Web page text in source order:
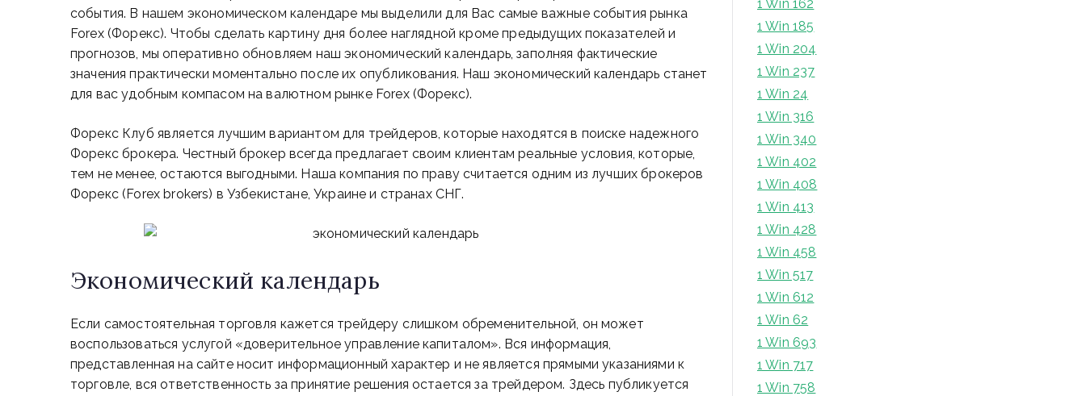
события. В нашем экономическом календаре мы выделили для Вас самые важные события рынка
Forex (Форекс). Чтобы сделать картину дня более наглядной кроме предыдущих показателей и
прогнозов, мы оперативно обновляем наш экономический календарь, заполняя фактические
значения практически моментально после их опубликования. Наш экономический календарь станет
для вас удобным компасом на валютном рынке Forex (Форекс).
Форекс Клуб является лучшим вариантом для трейдеров, которые находятся в поиске надежного
Форекс брокера. Честный брокер всегда предлагает своим клиентам реальные условия, которые,
тем не менее, остаются выгодными. Наша компания по праву считается одним из лучших брокеров
Форекс (Forex brokers) в Узбекистане, Украине и странах СНГ.
Экономический календарь
Если самостоятельная торговля кажется трейдеру слишком обременительной, он может
воспользоваться услугой «доверительное управление капиталом». Вся информация,
представленная на сайте носит информационный характер и не является прямыми указаниями к
торговле, вся ответственность за принятие решения остается за трейдером. Здесь публикуется
1 Win 162
1 Win 185
1 Win 204
1 Win 237
1 Win 24
1 Win 316
1 Win 340
1 Win 402
1 Win 408
1 Win 413
1 Win 428
1 Win 458
1 Win 517
1 Win 612
1 Win 62
1 Win 693
1 Win 717
1 Win 758